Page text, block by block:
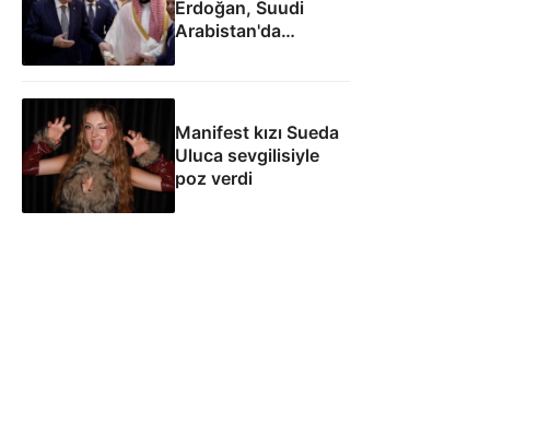
Erdoğan, Suudi
Arabistan'da
Manifest kızı Sueda
Uluca sevgilisiyle
poz verdi